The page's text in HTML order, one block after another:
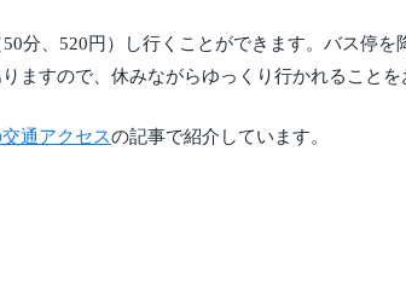
分、520円）し行くことができます。バス停
ますので、休みながらゆっくり行かれることを
通アクセスの記事で紹介しています。